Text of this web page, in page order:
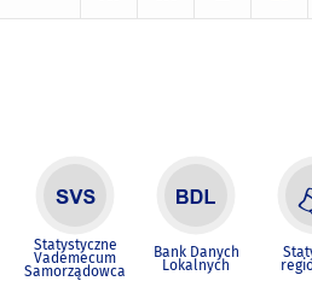
Statystyczne
Vademecum
Samorządowca
Bank Danych
Lokalnych